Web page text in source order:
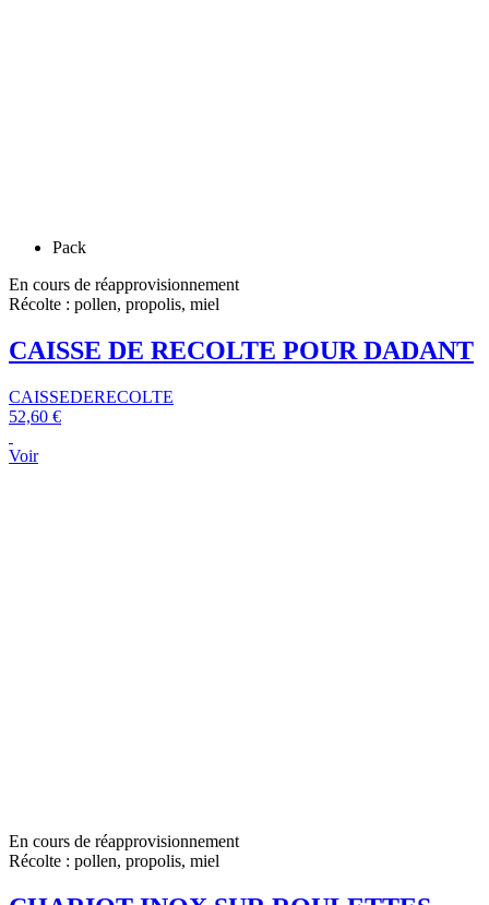
Pack
En cours de réapprovisionnement
Récolte : pollen, propolis, miel
CAISSE DE RECOLTE POUR DADANT
CAISSEDERECOLTE
52,60 €
Voir
En cours de réapprovisionnement
Récolte : pollen, propolis, miel